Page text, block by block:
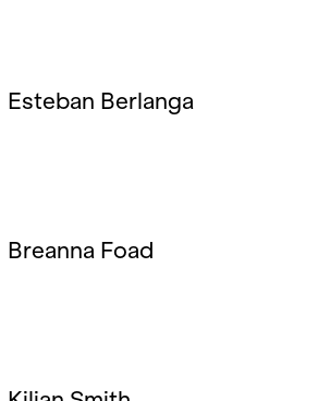
30. JANUAR '26, 19:00
Esteban Berlanga
Breanna Foad